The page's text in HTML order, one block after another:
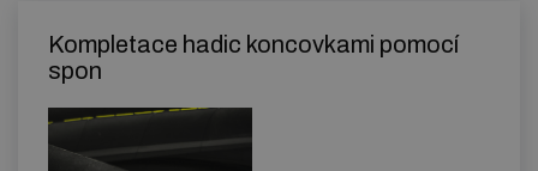
Kompletace hadic koncovkami pomocí
spon